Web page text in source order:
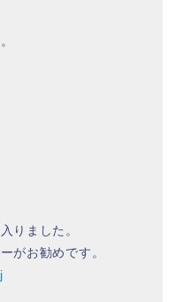
りました。
がお勧めです。